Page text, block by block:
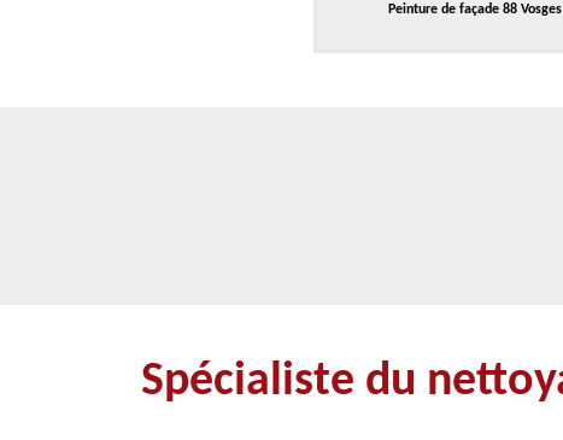
Peinture de façade 88 Vosges
Spécialiste du